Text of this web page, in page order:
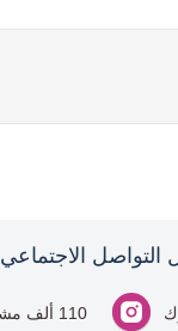
التواصل الاجتماعي
110 ألف مشترك